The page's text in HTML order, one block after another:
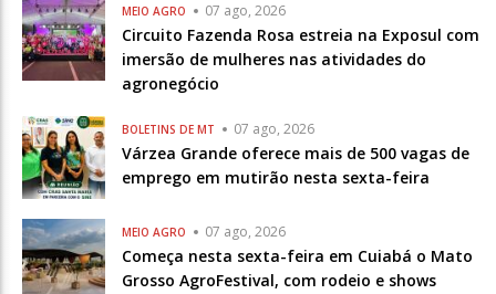
MEIO AGRO 07 ago, 2026
Circuito Fazenda Rosa estreia na Exposul com
imersão de mulheres nas atividades do
agronegócio
BOLETINS DE MT 07 ago, 2026
Várzea Grande oferece mais de 500 vagas de
emprego em mutirão nesta sexta-feira
MEIO AGRO 07 ago, 2026
Começa nesta sexta-feira em Cuiabá o Mato
Grosso AgroFestival, com rodeio e shows